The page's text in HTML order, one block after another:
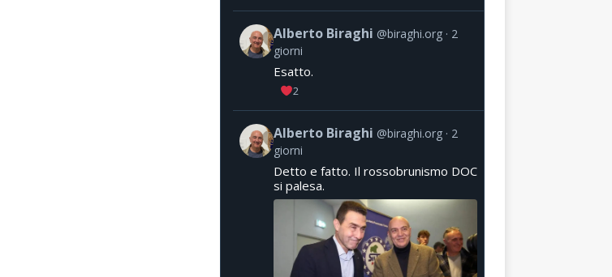
Alberto Biraghi @biraghi.org
2
giorni
Esatto.
2
Alberto Biraghi @biraghi.org
2
giorni
Detto e fatto. Il rossobrunismo DOC
si palesa.